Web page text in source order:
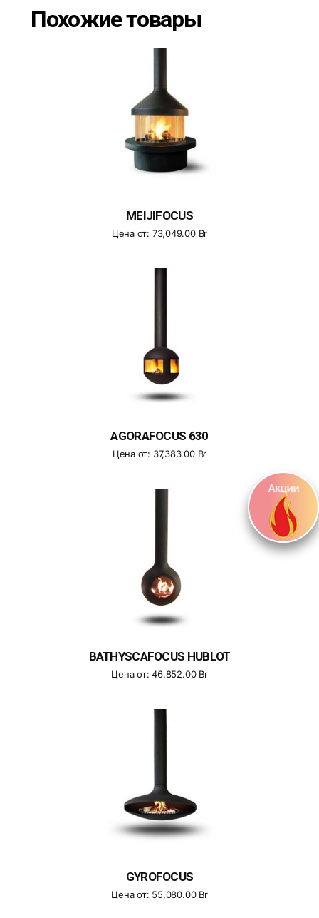
Похожие товары
MEIJIFOCUS
Цена от: 73,049.00 Br
AGORAFOCUS 630
Цена от: 37,383.00 Br
BATHYSCAFOCUS HUBLOT
Цена от:46,852.00 Br
GYROFOCUS
Цена от: 55,080.00 Br